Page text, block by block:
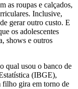
as roupas e calçados,
Inclusive,
gerar outro custo. E
os adolescentes
shows e outros
qual usou o banco de
(IBGE),
filho gira em torno de